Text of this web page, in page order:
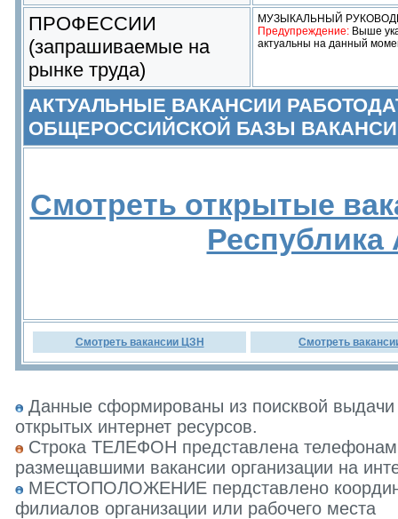
ПРОФЕССИИ
(запрашиваемые на
рынке труда)
МУЗЫКАЛЬНЫЙ
Предупреждение: Выше
актуальны на данный
АКТУАЛЬНЫЕ ВАКАНСИИ
ОБЩЕРОССИЙСКОЙ БАЗЫ
Смотреть открытые
Республика
Смотреть вакансии ЦЗН Смотреть
Данные сформированы из поисквой
открытых интернет ресурсов.
Строка ТЕЛЕФОН представлена
размещавшими вакансии организации на
МЕСТОПОЛОЖЕНИЕ пердставлено
филиалов организации или рабочего места